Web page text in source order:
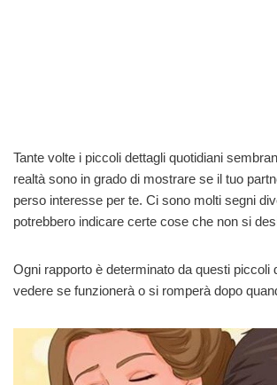
Tante volte i piccoli dettagli quotidiani
realtà sono in grado di mostrare se il tuo
perso interesse per te. Ci sono molti segni
potrebbero indicare certe cose che non si
Ogni rapporto è determinato da questi piccoli
vedere se funzionerà o si romperà dopo